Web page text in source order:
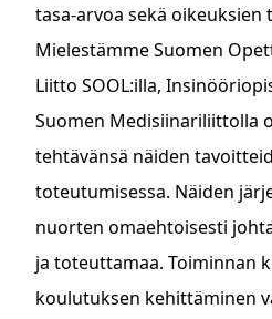
tasa-arvoa sekä oikeuksien
Mielestämme Suomen
Liitto SOOL:illa,
Suomen Medisiinariliittolla
tehtävänsä näiden
toteutumisessa. Näiden
nuorten omaehtoisesti
ja toteuttamaa. Toiminnan
koulutuksen kehittäminen